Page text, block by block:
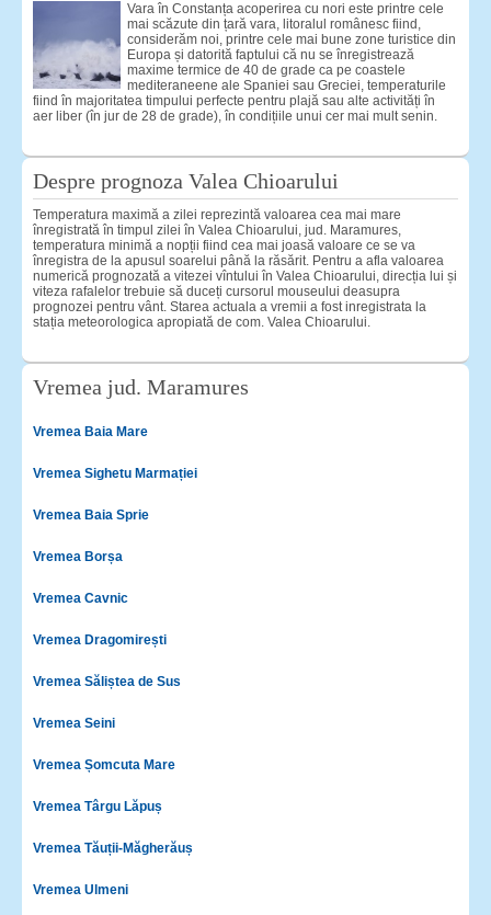
Vara în Constanța acoperirea cu nori este printre cele
mai scăzute din țară vara, litoralul românesc fiind,
considerăm noi, printre cele mai bune zone turistice din
Europa și datorită faptului că nu se înregistrează
maxime termice de 40 de grade ca pe coastele
mediteraneene ale Spaniei sau Greciei, temperaturile
fiind în majoritatea timpului perfecte pentru plajă sau alte activități în
aer liber (în jur de 28 de grade), în condițiile unui cer mai mult senin.
Despre prognoza Valea Chioarului
Temperatura maximă a zilei reprezintă valoarea cea mai mare
înregistrată în timpul zilei în Valea Chioarului, jud. Maramures,
temperatura minimă a nopții fiind cea mai joasă valoare ce se va
înregistra de la apusul soarelui până la răsărit. Pentru a afla valoarea
numerică prognozată a vitezei vîntului în Valea Chioarului, direcția lui și
viteza rafalelor trebuie să duceți cursorul mouseului deasupra
prognozei pentru vânt. Starea actuala a vremii a fost inregistrata la
stația meteorologica apropiată de com. Valea Chioarului.
Vremea jud. Maramures
Vremea Baia Mare
Vremea Sighetu Marmației
Vremea Baia Sprie
Vremea Borșa
Vremea Cavnic
Vremea Dragomirești
Vremea Săliștea de Sus
Vremea Seini
Vremea Șomcuta Mare
Vremea Târgu Lăpuș
Vremea Tăuții-Măgherăuș
Vremea Ulmeni